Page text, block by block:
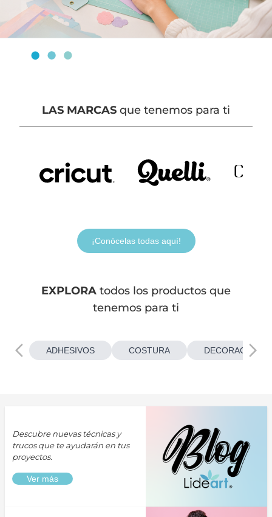
LAS MARCAS que tenemos para ti
¡Conócelas todas aquí!
EXPLORA todos los productos que
tenemos para ti
ADHESIVOS COSTURA
Descubre nuevas técnicas y
trucos que te ayudarán en tus
proyectos.
Ver más